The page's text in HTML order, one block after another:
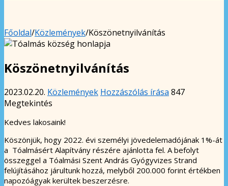
Főoldal/Közlemények/Köszönetnyilvánítás
Köszönetnyilvánítás
2023.02.20. Közlemények Hozzászólás írása 847
Megtekintés
Kedves lakosaink!
Köszönjük, hogy 2022. évi személyi jövedelemadójának 1%-át
a Tóalmásért Alapítvány részére ajánlotta fel. A befolyt
összeggel a Tóalmási Szent András Gyógyvizes Strand
felújításához járultunk hozzá, melyből 200.000 forint értékben
napozóágyak kerültek beszerzésre.